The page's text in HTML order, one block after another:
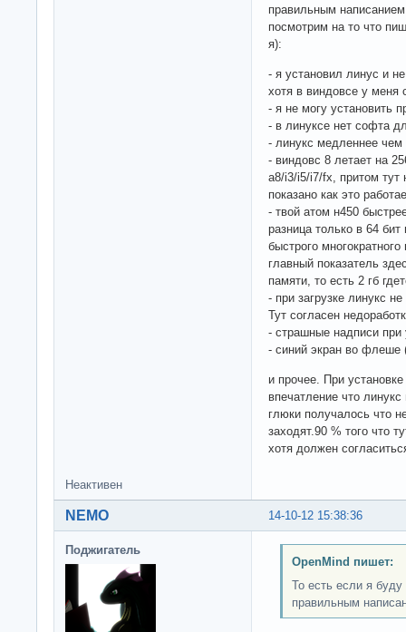
правильным
посмотрим на то что
я):
- я установил линус и
хотя в виндовсе у меня
- я не могу установить
- в линуксе нет софта
- линукс медленнее чем
- виндовс 8 летает на
a8/i3/i5/i7/fx, притом
показано как это
- твой атом н450
разница только в 64
быстрого
главный показатель
памяти, то есть 2 гб
- при загрузке линукс
Тут согласен
- страшные надписи при
- синий экран во флеше
и прочее. При
впечатление что
глюки получалось что
заходят.90 % того что
хотя должен
Неактивен
14-10-12 15:38:36
NEMO
Поджигатель
OpenMind пишет:
То есть если я
правильным